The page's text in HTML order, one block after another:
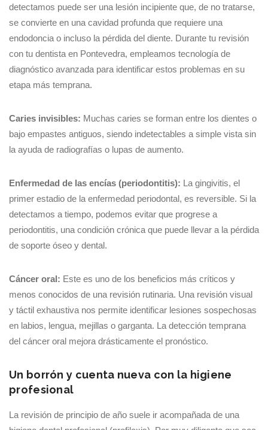
detectamos puede ser una lesión incipiente que, de no tratarse,
se convierte en una cavidad profunda que requiere una
endodoncia o incluso la pérdida del diente. Durante tu revisión
con tu dentista en Pontevedra, empleamos tecnología de
diagnóstico avanzada para identificar estos problemas en su
etapa más temprana.
Caries invisibles: Muchas caries se forman entre los dientes o
bajo empastes antiguos, siendo indetectables a simple vista sin
la ayuda de radiografías o lupas de aumento.
Enfermedad de las encías (periodontitis): La gingivitis, el
primer estadio de la enfermedad periodontal, es reversible. Si la
detectamos a tiempo, podemos evitar que progrese a
periodontitis, una condición crónica que puede llevar a la pérdida
de soporte óseo y dental.
Cáncer oral: Este es uno de los beneficios más críticos y
menos conocidos de una revisión rutinaria. Una revisión visual
y táctil exhaustiva nos permite identificar lesiones sospechosas
en labios, lengua, mejillas o garganta. La detección temprana
del cáncer oral mejora drásticamente el pronóstico.
Un borrón y cuenta nueva con la higiene
profesional
La revisión de principio de año suele ir acompañada de una